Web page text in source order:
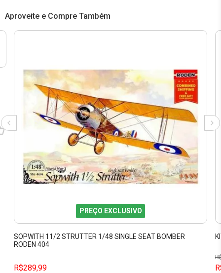
Aproveite e Compre Também
PREÇO EXCLUSIVO
SOPWITH 11/2 STRUTTER 1/48 SINGLE SEAT BOMBER
RODEN 404
R$289,99